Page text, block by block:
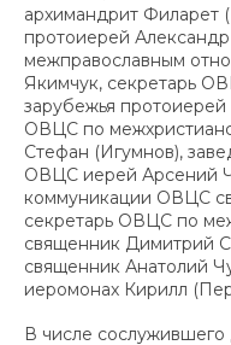
архимандрит Филарет
протоиерей
межправославным
Якимчук, секретарь
зарубежья
ОВЦС по
Стефан (Игумнов),
ОВЦС иерей Арсений
коммуникации ОВЦС
секретарь ОВЦС по
священник Димитрий
священник Анатолий
иеромонах Кирилл
В числе